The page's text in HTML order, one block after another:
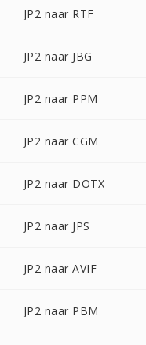
JP2 naar RTF
JP2 naar JBG
JP2 naar PPM
JP2 naar CGM
JP2 naar DOTX
JP2 naar JPS
JP2 naar AVIF
JP2 naar PBM